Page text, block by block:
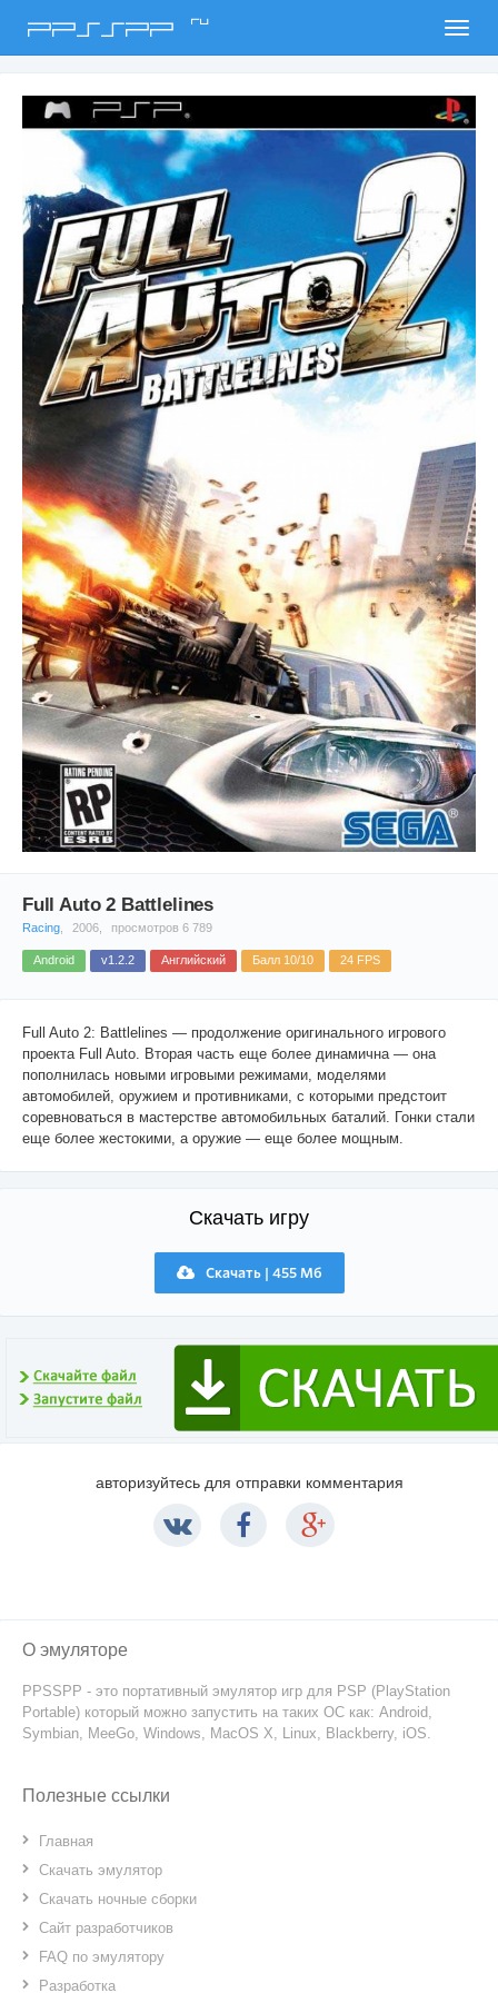
PPSSPP ru
Full Auto 2 Battlelines
Racing 2006, просмотров 6 789
Android v1.2.2 Английский Балл 10/10 24 FPS
Full Auto 2: Battlelines — продолжение оригинального игрового
проекта Full Auto. Вторая часть еще более динамична — она
пополнилась новыми игровыми режимами, моделями
автомобилей, оружием и противниками, с которыми предстоит
соревноваться в мастерстве автомобильных баталий. Гонки стали
еще более жестокими, а оружие — еще более мощным.
Скачать игру
Скачать | 455 Мб
авторизуйтесь для отправки комментария
О эмуляторе
PPSSPP - это портативный эмулятор игр для PSP (PlayStation
Portable) который можно запустить на таких ОС как: Android,
Symbian, MeeGo, Windows, MacOS X, Linux, Blackberry, iOS.
Полезные ссылки
Главная
Скачать эмулятор
Скачать ночные сборки
Сайт разработчиков
FAQ по эмулятору
Разработка